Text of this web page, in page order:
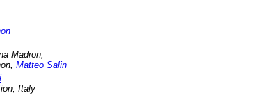
Madron,
Matteo Salin
Italy